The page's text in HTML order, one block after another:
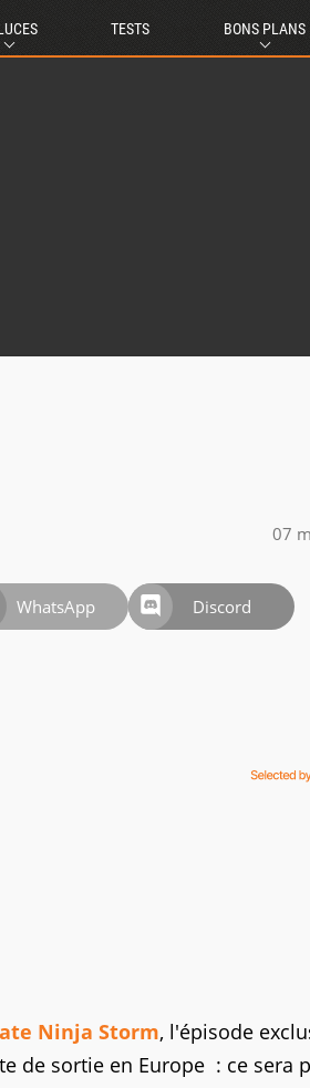
TESTS BONS PLANS
07
WhatsApp Discord
Ninja Storm, l'épisode
de sortie en Europe : ce sera